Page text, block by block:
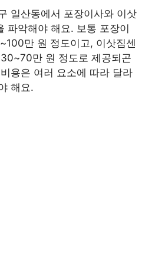
일산동에서 포장이사와 이삿
파악해야 해요. 보통 포장이
만 원 정도이고, 이삿짐센
만 원 정도로 제공되곤
용은 여러 요소에 따라 달라
해요.